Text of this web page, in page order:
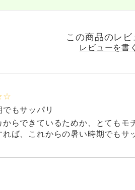
この商品のレビ
レビューを書く
でもサッパリ
からできているためか、とても
れば、これからの暑い時期でもサ